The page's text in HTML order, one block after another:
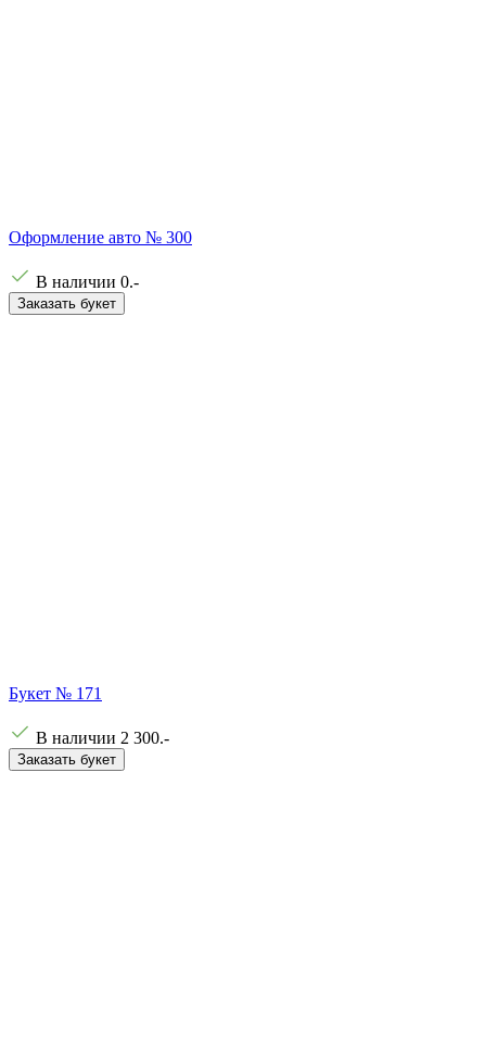
Оформление авто № 300
В наличии 0.-
Заказать букет
Букет № 171
В наличии 2 300.-
Заказать букет